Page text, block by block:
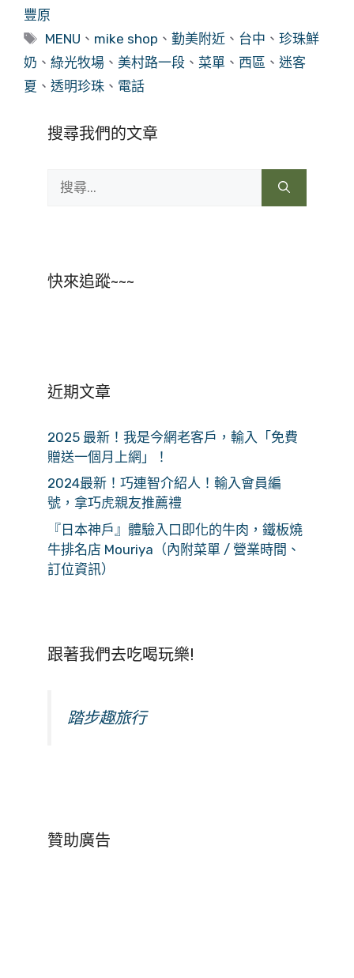
豐原
標
籤
MENU 、 mike shop 、勤美附近 、 台中 、珍珠鮮
奶 、 綠光牧場 、 美村路一段 、 菜單 、 西區 、 迷客
夏 、 透明珍珠 、 電話
搜尋我們的文章
尋:
快來追蹤~~~
近期文章
2025 最新！我是今網老客戶，輸入「免費
贈送一個月上網」！
2024最新！巧連智介紹人！輸入會員編
號，拿巧虎親友推薦禮
『日本神戶』體驗入口即化的牛肉，鐵板燒
牛排名店 Mouriya（內附菜單 / 營業時間、
訂位資訊）
跟著我們去吃喝玩樂!
踏步趣旅行
贊助廣告